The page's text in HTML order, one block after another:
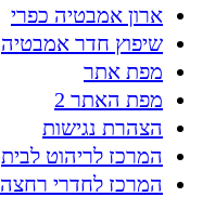
ארון אמבטיה כפרי
שיפוץ חדר אמבטיה
מפת אתר
מפת האתר 2
הצהרת נגישות
המרכז לריהוט לבית
המרכז לחדרי רחצה